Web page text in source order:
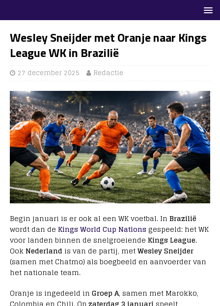
Wesley Sneijder met Oranje naar Kings
League WK in Brazilië
27 december 2025 Redactie
Begin januari is er ook al een WK voetbal. In Brazilië
wordt dan de Kings World Cup Nations gespeeld: het WK
voor landen binnen de snelgroeiende Kings League.
OokNederland is van de partij, metWesley Sneijder
(samen met Chatmo) als boegbeeld en aanvoerder van
het nationale team.
Oranje is ingedeeld in Groep A, samen met Marokko,